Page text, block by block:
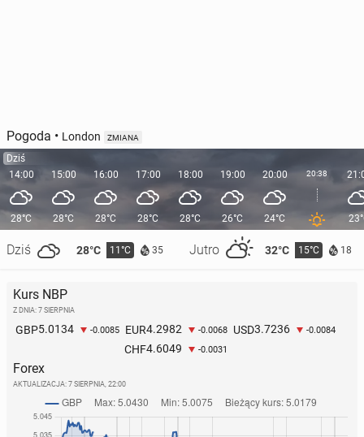
Pogoda • London ZMIANA
Dziś
14:00
28°C
Dziś 28°C 11°C 35 Jutro 32°C 15°C 18
15:00
28°C
16:00
28°C
17:00
28°C
18:00
28°C
19:00
26°C
20:00
24°C
20:38
Kurs NBP
Z DNIA: 7 SIERPNIA
GBP5.0134 -0.0085 EUR4.2982 -0.0068 USD3.7236 -0.0084
CHF4.6049 -0.0031
Forex
AKTUALIZACJA: 7 SIERPNIA, 22:00